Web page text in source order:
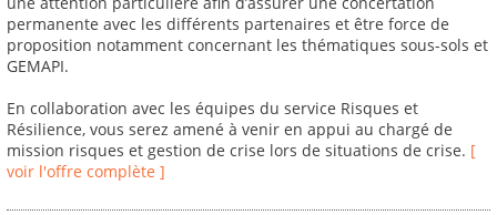
permanente avec les différents partenaires et être force de
proposition notamment concernant les thématiques sous-sols et
GEMAPI.
En collaboration avec les équipes du service Risques et
Résilience, vous serez amené à venir en appui au chargé de
mission risques et gestion de crise lors de situations de crise. [
voir l'offre complète ]